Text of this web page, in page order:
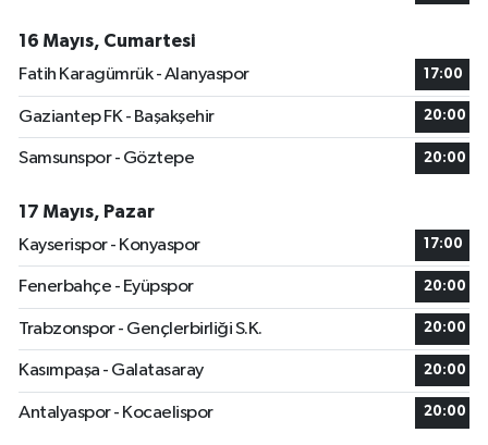
16 Mayıs, Cumartesi
Fatih Karagümrük - Alanyaspor
17:00
Gaziantep FK - Başakşehir 20:00
Samsunspor - Göztepe 20:00
17 Mayıs, Pazar
Kayserispor - Konyaspor
17:00
Fenerbahçe - Eyüpspor 20:00
Trabzonspor - Gençlerbirliği S.K. 20:00
Kasımpaşa - Galatasaray 20:00
Antalyaspor - Kocaelispor 20:00